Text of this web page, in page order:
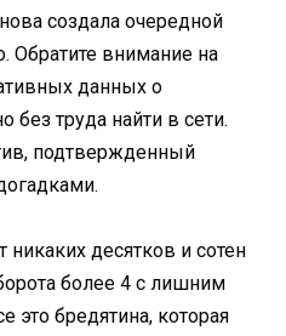
создала очередной
Обратите внимание на
данных о
труда найти в сети.
подтвержденный
десятков и сотен
более 4 с лишним
это бредятина, которая